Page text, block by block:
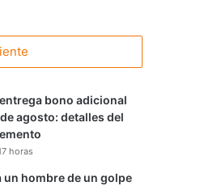
bono adicional
agosto: detalles del
horas
un hombre de un golpe